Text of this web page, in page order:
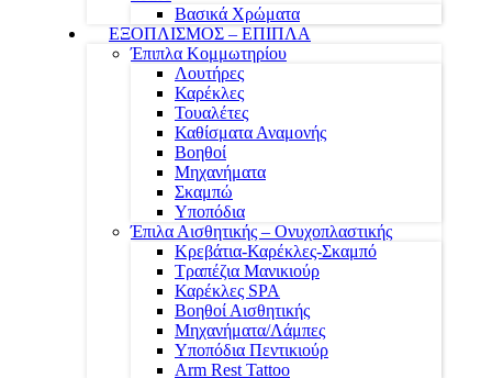
Βασικά Χρώματα
ΕΞΟΠΛΙΣΜΟΣ – ΕΠΙΠΛΑ
Έπιπλα Κομμωτηρίου
Λουτήρες
Καρέκλες
Τουαλέτες
Καθίσματα Αναμονής
Βοηθοί
Μηχανήματα
Σκαμπώ
Υποπόδια
Έπιλα Αισθητικής – Ονυχοπλαστικής
Κρεβάτια-Καρέκλες-Σκαμπό
Τραπέζια Μανικιούρ
Καρέκλες SPA
Βοηθοί Αισθητικής
Μηχανήματα/Λάμπες
Υποπόδια Πεντικιούρ
Arm Rest Tattoo